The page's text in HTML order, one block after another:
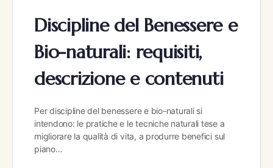
Discipline del Benessere e
Bio-naturali: requisiti,
descrizione e contenuti
Per discipline del benessere e bio-naturali si
intendono: le pratiche e le tecniche naturali tese a
migliorare la qualità di vita, a produrre benefici sul
piano…